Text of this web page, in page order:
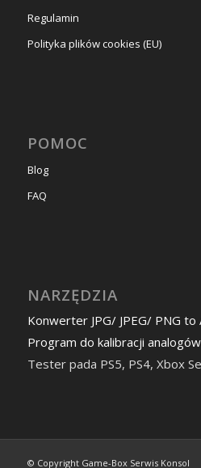
Regulamin
Polityka plików cookies (EU)
POMOC
Blog
FAQ
NARZĘDZIA
Konwerter JPG/ JPEG/ PNG to
Program do kalibracji
Tester pada PS5, PS4, Xbox
© Copyright Game-Box Serwis Konsol